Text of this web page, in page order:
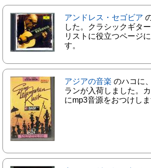
アンドレス・セゴビア
した。クラシックギタ
リストに役立つページ
す。
アジアの音楽 のハコに
ランが入荷しました。
にmp3音源をおつけしま